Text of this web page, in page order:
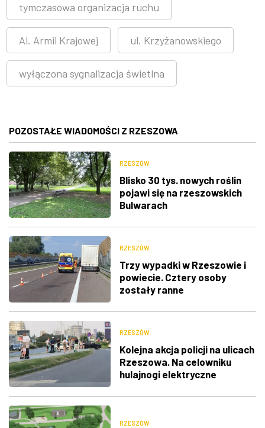
tymczasowa organizacja ruchu
Al. Armii Krajowej ul. Krzyżanowskiego
wyłączona sygnalizacja świetlna
POZOSTAŁE WIADOMOŚCI Z RZESZOWA
RZESZÓW
Blisko 30 tys. nowych roślin
pojawi się na rzeszowskich
Bulwarach
RZESZÓW
Trzy wypadki w Rzeszowie i
powiecie. Cztery osoby
zostały ranne
RZESZÓW
Kolejna akcja policji na ulicach
Rzeszowa. Na celowniku
hulajnogi elektryczne
RZESZÓW